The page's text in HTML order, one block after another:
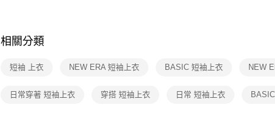
２
相關分類
短袖 上衣 NEW ERA 短袖上衣 BASIC 短袖上衣 NEW
日常穿著 短袖上衣 穿搭 短袖上衣 日常 短袖上衣